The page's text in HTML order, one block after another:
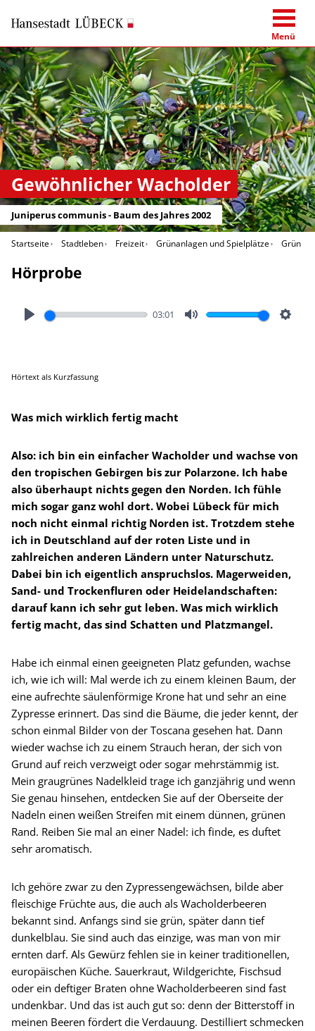
Menü
Gewöhnlicher Wacholder
Juniperus communis - Baum des Jahres 2002
Startseite Stadtleben Freizeit Grünanlagen und Spielplätze Grün in
Hörprobe
03:01
Hörtext als Kurzfassung
Was mich wirklich fertig macht
Also: ich bin ein einfacher Wacholder und wachse von
den tropischen Gebirgen bis zur Polarzone. Ich habe
also überhaupt nichts gegen den Norden. Ich fühle
mich sogar ganz wohl dort. Wobei Lübeck für mich
noch nicht einmal richtig Norden ist. Trotzdem stehe
ich in Deutschland auf der roten Liste und in
zahlreichen anderen Ländern unter Naturschutz.
Dabei bin ich eigentlich anspruchslos. Magerweiden,
Sand- und Trockenfluren oder Heidelandschaften:
darauf kann ich sehr gut leben. Was mich wirklich
fertig macht, das sind Schatten und Platzmangel.
Habe ich einmal einen geeigneten Platz gefunden, wachse
ich, wie ich will: Mal werde ich zu einem kleinen Baum, der
eine aufrechte säulenförmige Krone hat und sehr an eine
Zypresse erinnert. Das sind die Bäume, die jeder kennt, der
schon einmal Bilder von der Toscana gesehen hat. Dann
wieder wachse ich zu einem Strauch heran, der sich von
Grund auf reich verzweigt oder sogar mehrstämmig ist.
Mein graugrünes Nadelkleid trage ich ganzjährig und wenn
Sie genau hinsehen, entdecken Sie auf der Oberseite der
Nadeln einen weißen Streifen mit einem dünnen, grünen
Rand. Reiben Sie mal an einer Nadel: ich finde, es duftet
sehr aromatisch.
Ich gehöre zwar zu den Zypressengewächsen, bilde aber
fleischige Früchte aus, die auch als Wacholderbeeren
bekannt sind. Anfangs sind sie grün, später dann tief
dunkelblau. Sie sind auch das einzige, was man von mir
ernten darf. Als Gewürz fehlen sie in keiner traditionellen,
europäischen Küche. Sauerkraut, Wildgerichte, Fischsud
oder ein deftiger Braten ohne Wacholderbeeren sind fast
undenkbar. Und das ist auch gut so: denn der Bitterstoff in
meinen Beeren fördert die Verdauung. Destilliert schmecken